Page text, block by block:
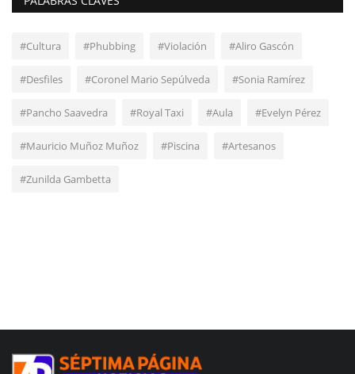
#Cultura #Phubbing #Violación #Aliro Gascón
#Desfiles #Coronel Mario Sepúlveda #Sonia Ramírez
#Pancho Saavedra #Royal Taxi #Aula #Evelyn Pérez
#Mauricio Muñoz Muñoz #Piscina #Artesanos
#Zunilda Gambetta